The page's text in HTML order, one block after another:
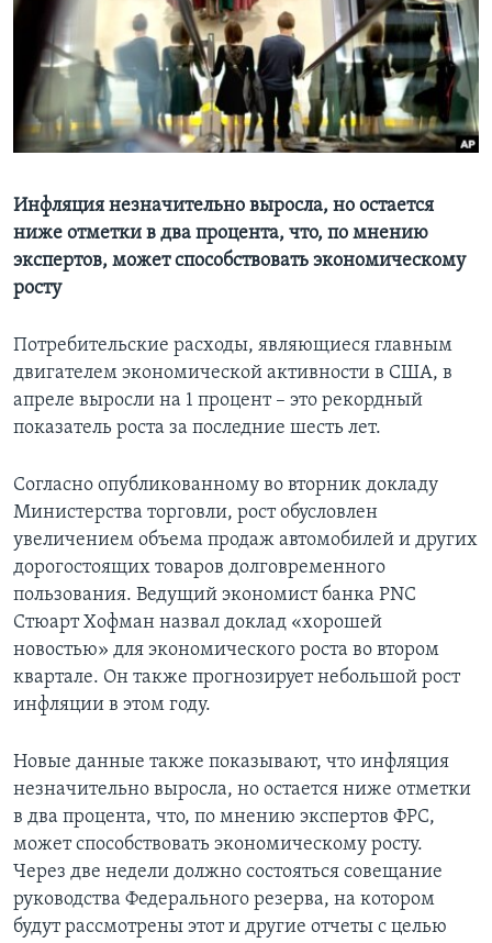
Learning English
СОЦИАЛЬНЫЕ СЕТИ
Языки
Инфляция незначительно выросла, но остается
ниже отметки в два процента, что, по мнению
экспертов, может способствовать экономическому
росту
Потребительские расходы, являющиеся главным
двигателем экономической активности в США, в
апреле выросли на 1 процент – это рекордный
показатель роста за последние шесть лет.
Согласно опубликованному во вторник докладу
Министерства торговли, рост обусловлен
увеличением объема продаж автомобилей и других
дорогостоящих товаров долговременного
пользования. Ведущий экономист банка PNC
Стюарт Хофман назвал доклад «хорошей
новостью» для экономического роста во втором
квартале. Он также прогнозирует небольшой рост
инфляции в этом году.
Новые данные также показывают, что инфляция
незначительно выросла, но остается ниже отметки
в два процента, что, по мнению экспертов ФРС,
может способствовать экономическому росту.
Через две недели должно состояться совещание
руководства Федерального резерва, на котором
будут рассмотрены этот и другие отчеты с целью